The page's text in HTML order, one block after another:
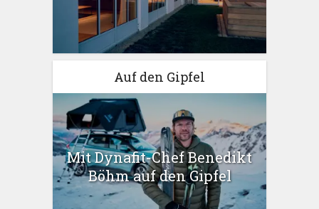
Auf den Gipfel
Mit Dynafit-Chef Benedikt
Böhm auf den Gipfel